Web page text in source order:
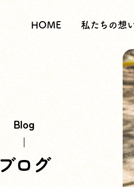
HOME 私たちの想
Blog
ブログ